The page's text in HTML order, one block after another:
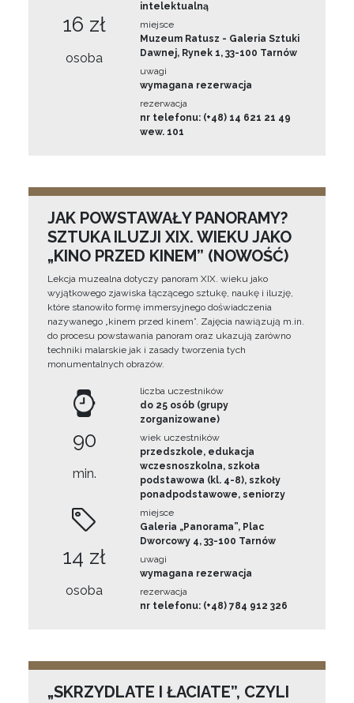
16 zł
osoba
intelektualną
miejsce
Muzeum Ratusz - Galeria Sztuki
Dawnej, Rynek 1, 33-100 Tarnów
uwagi
wymagana rezerwacja
rezerwacja
nr telefonu: (+48) 14 621 21 49
wew. 101
JAK POWSTAWAŁY PANORAMY?
SZTUKA ILUZJI XIX. WIEKU JAKO
„KINO PRZED KINEM” (NOWOŚĆ)
Lekcja muzealna dotyczy panoram XIX. wieku jako
wyjątkowego zjawiska łączącego sztukę, naukę i iluzję,
które stanowiło formę immersyjnego doświadczenia
nazywanego „kinem przed kinem”. Zajęcia nawiązują m.in.
do procesu powstawania panoram oraz ukazują zarówno
techniki malarskie jak i zasady tworzenia tych
monumentalnych obrazów.
90
min.
14 zł
osoba
liczba uczestników
do 25 osób (grupy
zorganizowane)
wiek uczestników
przedszkole, edukacja
wczesnoszkolna, szkoła
podstawowa (kl. 4-8), szkoły
ponadpodstawowe, seniorzy
miejsce
Galeria „Panorama”, Plac
Dworcowy 4, 33-100 Tarnów
uwagi
wymagana rezerwacja
rezerwacja
nr telefonu: (+48) 784 912 326
„SKRZYDLATE I ŁACIATE”, CZYLI